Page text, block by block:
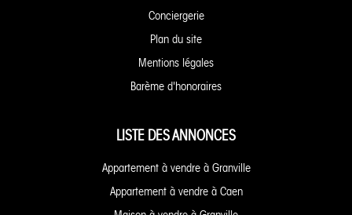
Conciergerie
Plan du site
Mentions légales
Barème d'honoraires
LISTE DES ANNONCES
Appartement à vendre à Granville
Appartement à vendre à Caen